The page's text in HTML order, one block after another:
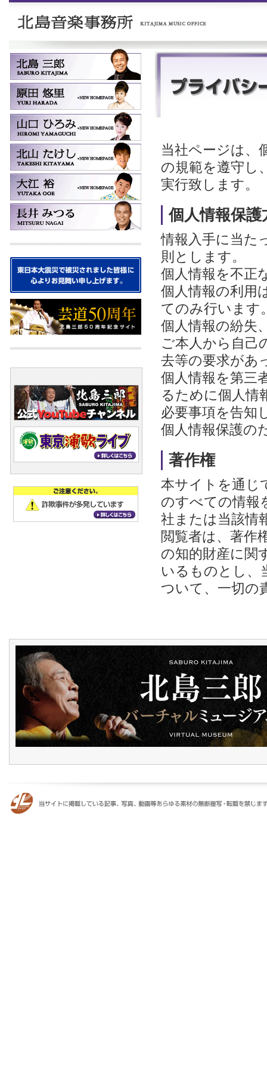
当社ページは、
の規範を遵守し
実行致します。
個人情報保護
情報入手に当た
則とします。
個人情報を不正
個人情報の利用
てのみ行います
個人情報の紛失
ご本人から自己
去等の要求があ
個人情報を第三
るために個人情
必要事項を告知
個人情報保護の
著作権
本サイトを通じ
のすべての情報
社または当該情
閲覧者は、著作
の知的財産に関
いるものとし、
ついて、一切の